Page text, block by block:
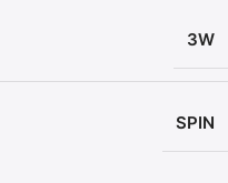
3W
SPIN